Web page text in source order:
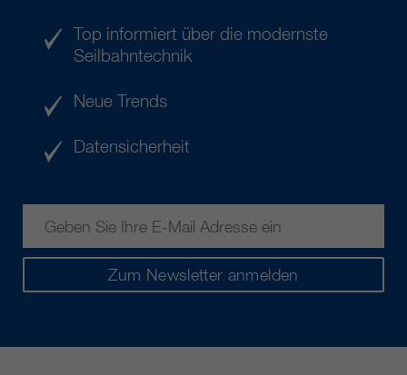
Zum Newsletter anmelden
Top informiert über die modernste
Seilbahntechnik
Neue Trends
Datensicherheit